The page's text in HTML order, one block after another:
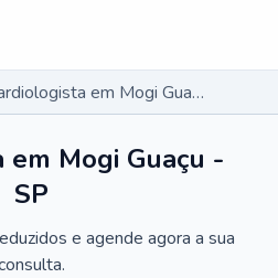
Cardiologista em Mogi Guaçu - SP
Mogi Guaçu -
SP
e agende agora a sua